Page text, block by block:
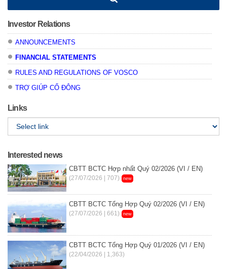
Investor Relations
ANNOUNCEMENTS
FINANCIAL STATEMENTS
RULES AND REGULATIONS OF VOSCO
TRỢ GIÚP CỔ ĐÔNG
Links
Interested news
CBTT BCTC Hợp nhất Quý 02/2026 (VI / EN)
(27/07/2026 | 707) new
CBTT BCTC Tổng Hợp Quý 02/2026 (VI / EN)
(27/07/2026 | 661) new
CBTT BCTC Tổng Hợp Quý 01/2026 (VI / EN)
(22/04/2026 | 1,363)